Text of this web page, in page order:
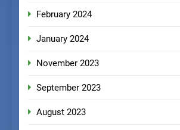
February 2024
January 2024
November 2023
September 2023
August 2023